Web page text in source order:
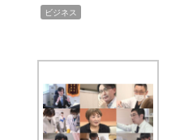
ビジネス